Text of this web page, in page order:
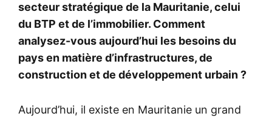
secteur stratégique de la Mauritanie, celui
du BTP et de l’immobilier. Comment
analysez-vous aujourd’hui les besoins du
pays en matière d’infrastructures, de
construction et de développement urbain ?
Aujourd’hui, il existe en Mauritanie un grand